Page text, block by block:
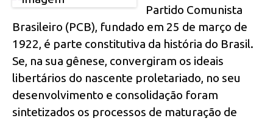
Partido Comunista
Brasileiro (PCB), fundado em 25 de março de
1922, é parte constitutiva da história do Brasil.
Se, na sua gênese, convergiram os ideais
libertários do nascente proletariado, no seu
desenvolvimento e consolidação foram
sintetizados os processos de maturação de